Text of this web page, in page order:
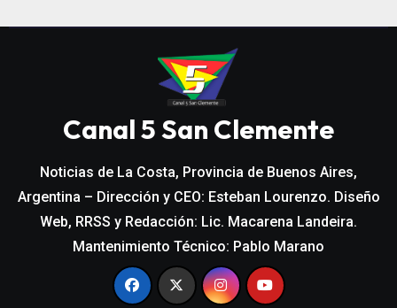
Canal 5 San Clemente
Noticias de La Costa, Provincia de Buenos Aires,
Argentina – Dirección y CEO: Esteban Lourenzo. Diseño
Web, RRSS y Redacción: Lic. Macarena Landeira.
Mantenimiento Técnico: Pablo Marano